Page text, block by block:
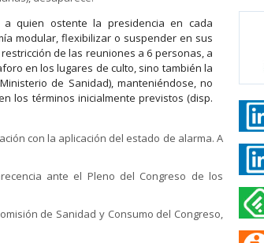
quien ostente la presidencia en cada
modular, flexibilizar o suspender en sus
de las reuniones a 6 personas, a
en los lugares de culto, sino también la
de Sanidad), manteniéndose, no
los términos inicialmente previstos (disp.
con la aplicación del estado de alarma. A
ante el Pleno del Congreso de los
de Sanidad y Consumo del Congreso,